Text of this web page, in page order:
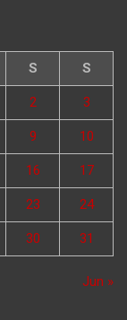
S S
2 3
9 10
16 17
23 24
30 31
Jun »